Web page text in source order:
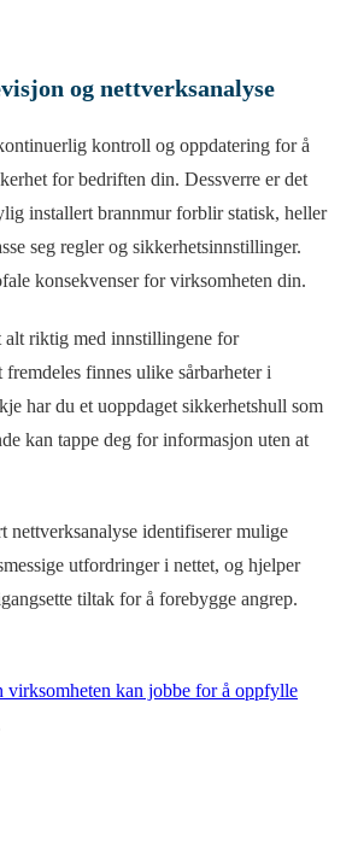
og nettverksanalyse
kontroll og oppdatering for å
for bedriften din. Dessverre er det
installert brannmur forblir statisk, heller
seg regler og sikkerhetsinnstillinger.
konsekvenser for virksomheten din.
alt riktig med innstillingene for
finnes ulike sårbarheter i
har du et uoppdaget sikkerhetshull som
kan tappe deg for informasjon uten at
nettverksanalyse identifiserer mulige
utfordringer i nettet, og hjelper
tiltak for å forebygge angrep.
virksomheten kan jobbe for å oppfylle